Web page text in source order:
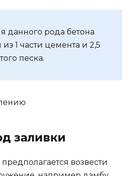
данного рода бетона
из 1 части цемента и 2,5
песка.
заливки
возвести